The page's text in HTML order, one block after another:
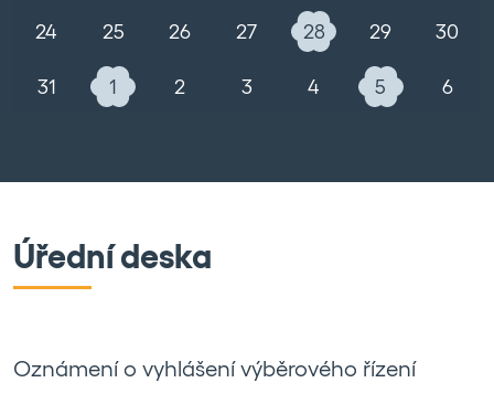
24 25 26 27 28 29 30
31 1 2 3 4 5 6
Úřední deska
Oznámení o vyhlášení výběrového řízení